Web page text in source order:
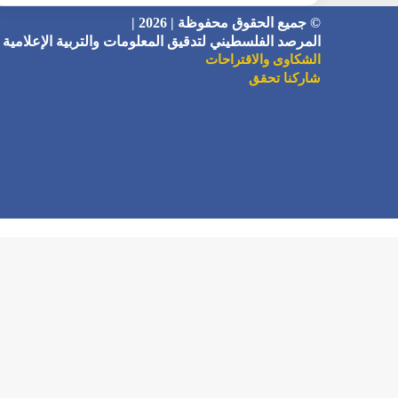
© جميع الحقوق محفوظة | 2026 |
المرصد الفلسطيني لتدقيق المعلومات والتربية الإعلامية
الشكاوى والاقتراحات
شاركنا تحقق